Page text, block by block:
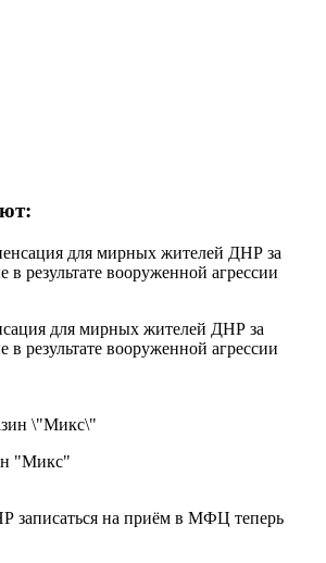
для мирных жителей ДНР за
в результате вооруженной агрессии
"Микс"